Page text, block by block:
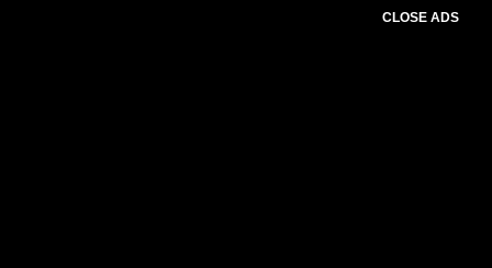
CLOSE ADS